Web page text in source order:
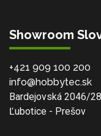
Showroom
+421 909 100 200
info@hobbytec.sk
Bardejovská 2046/
Ľubotice - Prešov